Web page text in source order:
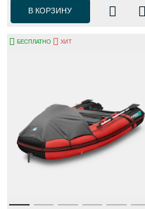
В КОРЗИНУ
БЕСПЛАТНО ХИТ